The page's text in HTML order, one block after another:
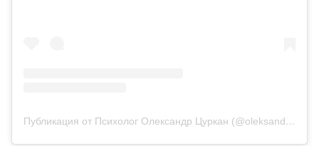
Публикация от Психолог Олександр Цуркан (@oleksandrtsurkann)